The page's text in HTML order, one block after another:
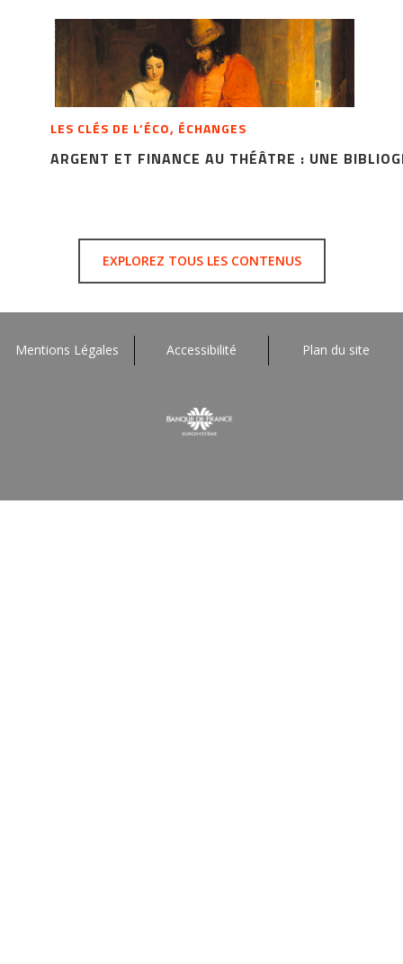
LES CLÉS DE L’ÉCO, ÉCHANGES
ARGENT ET FINANCE AU THÉÂTRE : UNE
EXPLOREZ TOUS LES CONTENUS
Mentions Légales Accessibilité Plan du site